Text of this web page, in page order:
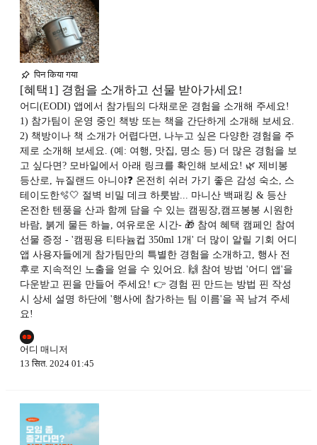
पिन किया गया
[혜택1] 경험을 소개하고 선물 받아가세요!
어디(EODI) 앱에서 참가팀의 다채로운 경험을 소개해 주세요!
1) 참가팀이 운영 중인 책방 또는 책을 간단하게 소개해 보세요.
2) 책방이나 책 소개가 어렵다면, 나누고 싶은 다양한 경험을 주
제로 소개해 보세요. (예: 여행, 맛집, 명소 등) 더 많은 경험을 보
고 싶다면? 모바일에서 아래 링크를 확인해 보세요! 🌿 제비봉
등산로, 뉴질랜드 아니야❓ 온전히 쉬러 가기 좋은 감성 숙소, 스
테이도한🫧🤍 절벽 비밀 데크 하룻밤... 마니산 백패킹 & 등산
온전한 텐풍을 산과 함께 담을 수 있는 캠핑장,캠프봉봉 시원한
바람, 붉게 물든 하늘, 여유로운 시간- 🎁 참여 혜택 캠페인 참여
선물 증정 - '캠핑용 티타늄컵 350ml 1개' 더 많이 알릴 기회 어디
앱 사용자들에게 참가팀만의 특별한 경험을 소개하고, 행사 전
후로 지속적인 노출을 얻을 수 있어요. 🙌 참여 방법 '어디 앱'을
다운받고 핀을 만들어 주세요! 👉 경험 핀 만드는 방법 핀 작성
시 상세 설명 하단에 '행사에 참가하는 팀 이름'을 꼭 남겨 주세
요!
어디 매니저
13 सित. 2024 01:45